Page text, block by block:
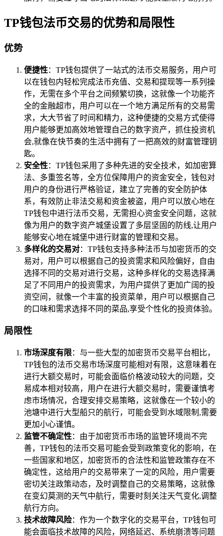
TP钱包法币交易的优势和局限性
优势
便捷性：TP钱包提供了一站式的法币交易服务，用户可
以在钱包内轻松完成法币充值、交易和提现等一系列操
作，无需在多个平台之间频繁切换，这就像一个功能齐
全的金融超市，用户可以在一个地方满足所有的交易需
求，大大节省了时间和精力，这种便捷的交易方式使得
用户能够更加高效地管理自己的数字资产，抓住投资机
会,就像在快节奏的生活中拥有了一把高效的财富管理钥
匙。
安全性：TP钱包采用了多种先进的安全技术，如加密算
法、多重签名等，全方位保障用户的资金安全，钱包对
用户的身份进行严格验证，建立了完善的安全防护体
系，有效防止非法交易和资金被盗，用户可以放心地在
TP钱包中进行法币交易，无需担心资金安全问题，这就
像为用户的数字资产城堡设置了多层坚固的防线,让用户
能够安心地在城堡中进行财富的管理和交易。
多样化的交易对：TP钱包支持多种法币与加密货币的交
易对，用户可以根据自己的投资需求和风险偏好，自由
选择不同的交易对进行交易，这种多样化的交易选择满
足了不同用户的投资需求，为用户提供了更加广阔的投
资空间，就像一个丰富的投资菜单，用户可以根据自己
的口味和需求选择不同的菜品,享受个性化的投资体验。
局限性
市场深度有限：与一些大型的加密货币交易平台相比，
TP钱包的法币交易市场深度可能相对有限，这意味着在
进行大额交易时，可能会面临价格波动较大的问题，交
易成本相对较高，用户在进行大额交易时，需要谨慎考
虑市场情况，合理安排交易策略，这就像在一个较小的
池塘中进行大型船只的航行，可能会受到水域限制,需要
更加小心谨慎。
监管不确定性：由于加密货币市场的监管环境尚不完
善，TP钱包的法币交易可能会受到政策变化的影响，在
一些国家和地区，加密货币的合法性和监管政策存在不
确定性，这给用户的交易带来了一定的风险，用户需要
密切关注政策动态，及时调整自己的交易策略，这就像
在变幻莫测的天气中航行，需要时刻关注天气变化,调整
航行方向。
技术故障风险：作为一个数字化的交易平台，TP钱包可
能会面临技术故障的风险，网络延迟、系统崩溃等问题